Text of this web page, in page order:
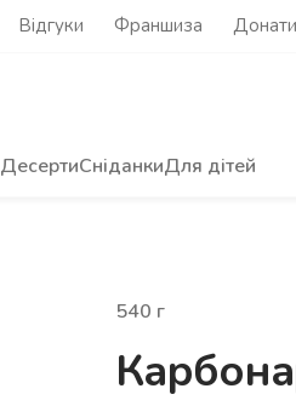
Відгуки Франшиза Донати
ДесертиСніданкиДля дітей
540 г